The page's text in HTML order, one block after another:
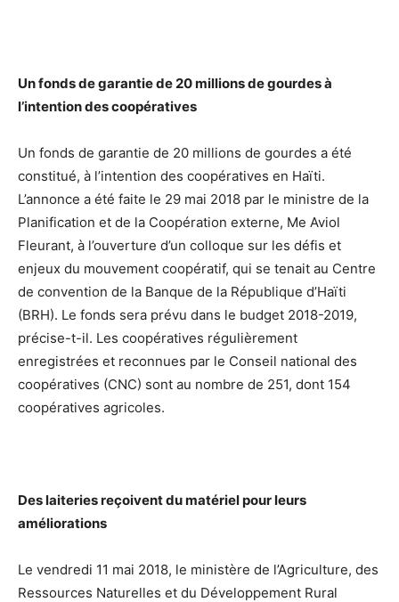
Un fonds de garantie de 20 millions de gourdes à
l’intention des coopératives
Un fonds de garantie de 20 millions de gourdes a été
constitué, à l’intention des coopératives en Haïti.
L’annonce a été faite le 29 mai 2018 par le ministre de la
Planification et de la Coopération externe, Me Aviol
Fleurant, à l’ouverture d’un colloque sur les défis et
enjeux du mouvement coopératif, qui se tenait au Centre
de convention de la Banque de la République d’Haïti
(BRH). Le fonds sera prévu dans le budget 2018-2019,
précise-t-il. Les coopératives régulièrement
enregistrées et reconnues par le Conseil national des
coopératives (CNC) sont au nombre de 251, dont 154
coopératives agricoles.
Des laiteries reçoivent du matériel pour leurs
améliorations
Le vendredi 11 mai 2018, le ministère de l’Agriculture, des
Ressources Naturelles et du Développement Rural